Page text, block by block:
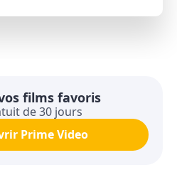
films favoris
de 30 jours
Prime Video